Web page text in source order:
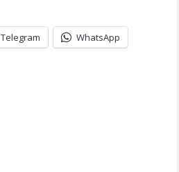
Telegram WhatsApp